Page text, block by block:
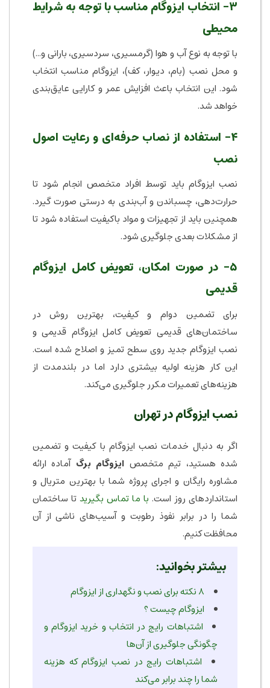
۳- انتخاب ایزوگام مناسب با توجه به شرایط
محیطی
با توجه به نوع آب و هوا (گرمسیری، سردسیری، بارانی و...)
و محل نصب (بام، دیوار، کف)، ایزوگام مناسب انتخاب
شود. این انتخاب باعث افزایش عمر و کارایی عایق‌بندی
خواهد شد.
۴- استفاده از نصاب حرفه‌ای و رعایت اصول
نصب
نصب ایزوگام باید توسط افراد متخصص انجام شود تا
حرارت‌دهی، چسباندن و آب‌بندی به درستی صورت گیرد.
همچنین باید از تجهیزات و مواد باکیفیت استفاده شود تا
از مشکلات بعدی جلوگیری شود.
۵- در صورت امکان، تعویض کامل ایزوگام
قدیمی
برای تضمین دوام و کیفیت، بهترین روش در
ساختمان‌های قدیمی تعویض کامل ایزوگام قدیمی و
نصب ایزوگام جدید روی سطح تمیز و اصلاح شده است.
این کار هزینه اولیه بیشتری دارد اما در بلندمدت از
هزینه‌های تعمیرات مکرر جلوگیری می‌کند.
نصب ایزوگام در تهران
اگر به دنبال خدمات نصب ایزوگام با کیفیت و تضمین
شده هستید، تیم متخصص ایزوگام برگ آماده ارائه
مشاوره رایگان و اجرای پروژه شما با بهترین متریال و
استانداردهای روز است. با ما تماس بگیرید تا ساختمان
شما را در برابر نفوذ رطوبت و آسیب‌های ناشی از آن
محافظت کنیم.
بیشتر بخوانید:
۸ نکته برای نصب و نگهداری از ایزوگام
ایزوگام چیست ؟
اشتباهات رایج در انتخاب و خرید ایزوگام و
چگونگی جلوگیری از آن‌ها
اشتباهات رایج در نصب ایزوگام که هزینه
شما را چند برابر می‌کند